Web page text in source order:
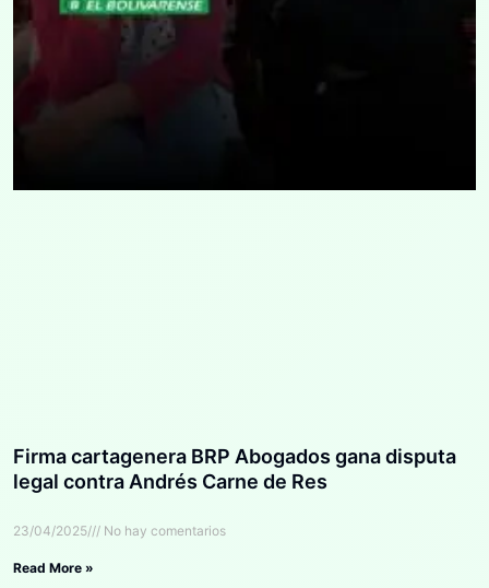
Firma cartagenera BRP Abogados gana disputa
legal contra Andrés Carne de Res
23/04/2025 No hay comentarios
Read More »